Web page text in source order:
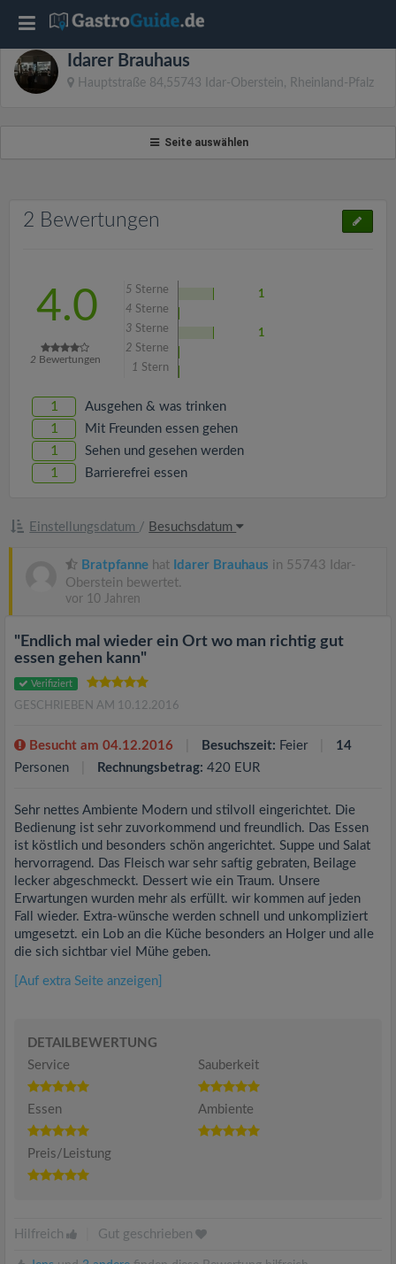
Idarer Brauhaus
Hauptstraße 84,55743 Idar-Oberstein, Rheinland-Pfalz
Seite auswählen
2 Bewertungen
4.0
2 Bewertungen
5 Sterne
1
4 Sterne
3 Sterne
1
2 Sterne
1 Stern
1 Ausgehen & was trinken
1 Mit Freunden essen gehen
1 Sehen und gesehen werden
1 Barrierefrei essen
Einstellungsdatum / Besuchsdatum
Bratpfanne hat Idarer Brauhaus in 55743 Idar-
Oberstein bewertet.
vor 10 Jahren
"Endlich mal wieder ein Ort wo man richtig gut
essen gehen kann"
Verifiziert
GESCHRIEBEN AM 10.12.2016
Besucht am 04.12.2016 Besuchszeit: Feier
14
Personen
Rechnungsbetrag: 420 EUR
Sehr nettes Ambiente Modern und stilvoll eingerichtet. Die
Bedienung ist sehr zuvorkommend und freundlich. Das Essen
ist köstlich und besonders schön angerichtet. Suppe und Salat
hervorragend. Das Fleisch war sehr saftig gebraten, Beilage
lecker abgeschmeckt. Dessert wie ein Traum. Unsere
Erwartungen wurden mehr als erfüllt. wir kommen auf jeden
Fall wieder. Extra-wünsche werden schnell und unkompliziert
umgesetzt. ein Lob an die Küche besonders an Holger und alle
die sich sichtbar viel Mühe geben.
[Auf extra Seite anzeigen]
DETAILBEWERTUNG
Service
Sauberkeit
Essen Ambiente
Preis/Leistung
Hilfreich Gut geschrieben
T
o
n
a
v
i
o